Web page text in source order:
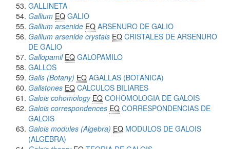
GALLINETA
Gallium EQ GALIO
Gallium arsenide EQ ARSENURO DE GALIO
Gallium arsenide crystals EQ CRISTALES DE ARSENURO
DE GALIO
Gallopamil EQ GALOPAMILO
GALLOS
Galls (Botany) EQ AGALLAS (BOTANICA)
Gallstones EQ CALCULOS BILIARES
Galois cohomology EQ COHOMOLOGIA DE GALOIS
Galois correspondences EQ CORRESPONDENCIAS DE
GALOIS
Galois modules (Algebra) EQ MODULOS DE GALOIS
(ALGEBRA)